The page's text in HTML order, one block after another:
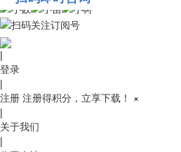
010-53689091
|
登录
|
注册 注册得积分，立享下载！ ×
|
关于我们
|